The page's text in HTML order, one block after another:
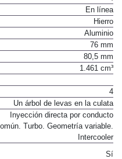
En línea
Hierro
Aluminio
76 mm
80,5 mm
1.461 cm³
4
Un árbol de levas en la culata
Inyección directa por conducto
Turbo. Geometría variable.
Intercooler
Sí